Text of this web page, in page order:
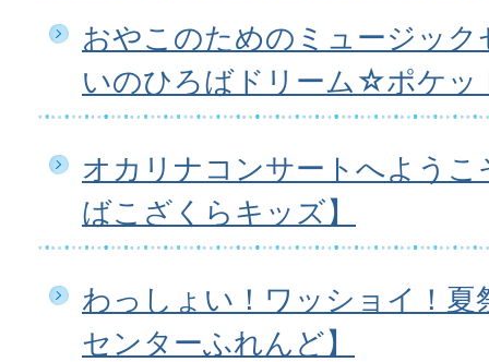
おやこのためのミュージッ
いのひろばドリーム☆ポケッ
オカリナコンサートへよう
ばこざくらキッズ】
わっしょい！ワッショイ！夏
センターふれんど】